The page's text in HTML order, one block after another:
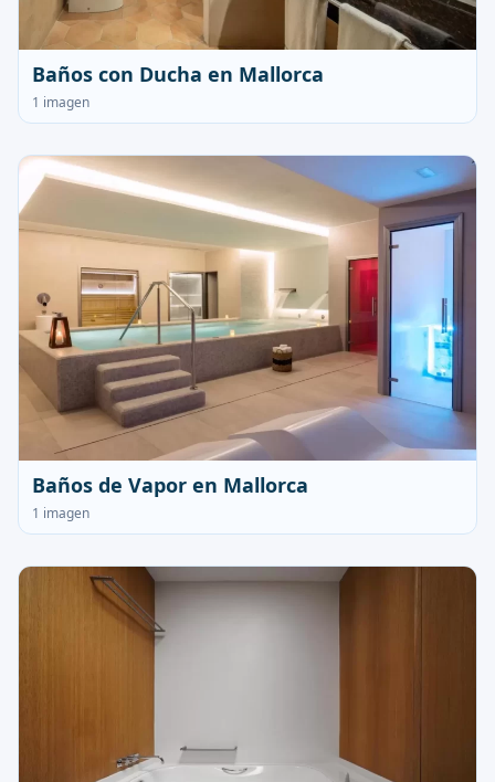
Baños con Ducha en Mallorca
1 imagen
Baños de Vapor en Mallorca
1 imagen